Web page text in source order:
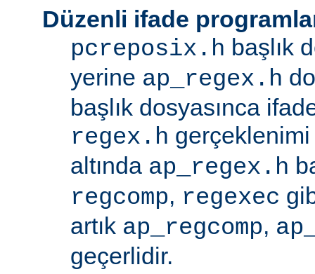
Düzenli ifade
pcreposix.h başlık
yerine ap_regex.h
başlık dosyasınca
regex.h
altında ap_regex.h
regcomp, regexec
artık ap_regcomp,
geçerlidir.